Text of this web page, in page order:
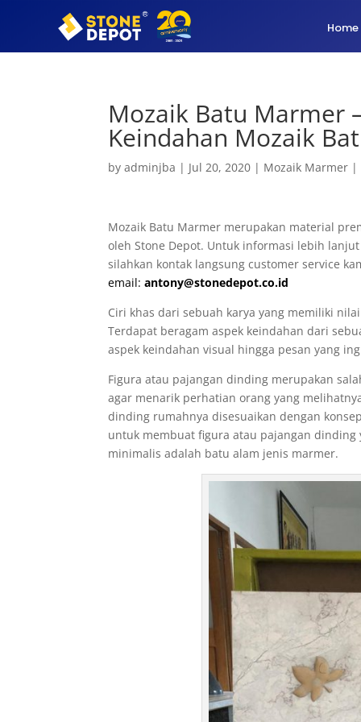
Home
Mozaik Batu Marmer
Keindahan Mozaik
byadminjba | Jul 20, 2020 | Mozaik Marmer |
Mozaik Batu Marmer merupakan material
oleh Stone Depot. Untuk informasi lebih
silahkan kontak langsung customer service
email:antony@stonedepot.co.id
Ciri khas dari sebuah karya yang memiliki
Terdapat beragam aspek keindahan dari
aspek keindahan visual hingga pesan yang
Figura atau pajangan dinding merupakan
agar menarik perhatian orang yang
dinding rumahnya disesuaikan dengan
untuk membuat figura atau pajangan
minimalis adalah batu alam jenis marmer.